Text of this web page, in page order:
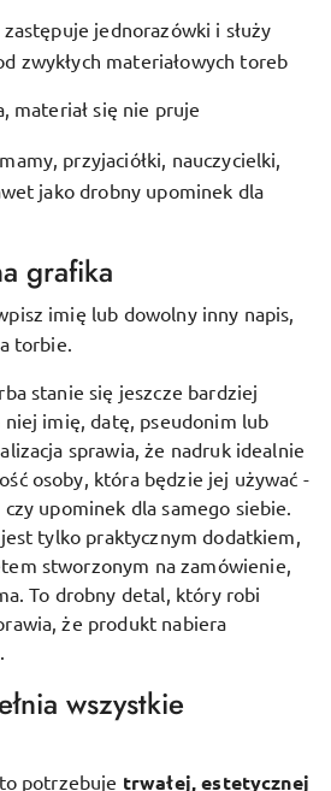
jednorazówki i służy
zwykłych materiałowych toreb
materiał się nie pruje
przyjaciółki, nauczycielki,
jako drobny upominek dla
grafika
imię lub dowolny inny napis,
torbie.
stanie się jeszcze bardziej
niej imię, datę, pseudonim lub
sprawia, że nadruk idealnie
osoby, która będzie jej używać -
upominek dla samego siebie.
tylko praktycznym dodatkiem,
stworzonym na zamówienie,
To drobny detal, który robi
że produkt nabiera
wszystkie
potrzebuje trwałej, estetycznej